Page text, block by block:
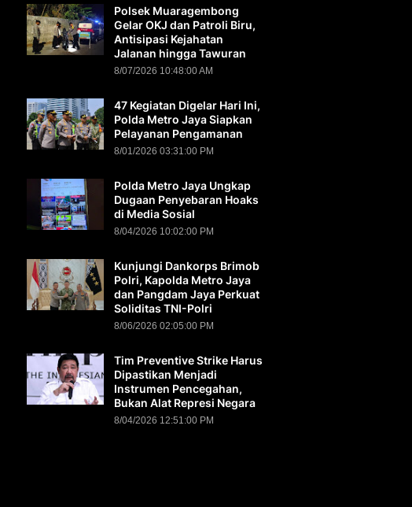
Polsek Muaragembong
Gelar OKJ dan Patroli Biru,
Antisipasi Kejahatan
Jalanan hingga Tawuran
8/07/2026 10:48:00 AM
47 Kegiatan Digelar Hari Ini,
Polda Metro Jaya Siapkan
Pelayanan Pengamanan
8/01/2026 03:31:00 PM
Polda Metro Jaya Ungkap
Dugaan Penyebaran Hoaks
di Media Sosial
8/04/2026 10:02:00 PM
Kunjungi Dankorps Brimob
Polri, Kapolda Metro Jaya
dan Pangdam Jaya Perkuat
Soliditas TNI-Polri
8/06/2026 02:05:00 PM
Tim Preventive Strike Harus
Dipastikan Menjadi
Instrumen Pencegahan,
Bukan Alat Represi Negara
8/04/2026 12:51:00 PM